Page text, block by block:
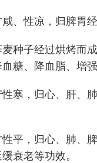
、性凉，归脾胃
种子经过烘烤而
糖、降血脂、增
寒，归心、肝、
平，归心、肺、
衰老等功效。